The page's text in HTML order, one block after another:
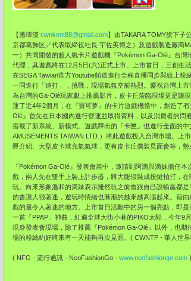
【應瑋漢 cwnkent88@gmail.com】由TAKARA TOMY旗下子
京都葛飾区／代表取締役社長 宇佐美博之）及遊戲製造廠商
一）共同開發的超人氣卡片遊戲機『Pokémon Ga-Olé』台灣
代理，其遊戲將在12月5日(六)正式上市。
上市首日，三創生
在SEGA Tawian官方Youtube頻道進行全程直播同步與線上粉
一同進行「連打」，挑戰，現場氣氛空前熱烈。 慶祝台灣上市
為台灣的Ga-Olé玩家獻上推薦影片， 皮卡丘蒞臨現場更是讓
運了近4年2個月， 在『寶可夢』的卡片遊戲機當中，創造了有
Olé』首先在日本國內進行營運並取得資料， 以及消費者的問
搭載了新系統、新模式。遊戲釋出的『卡匣』也進行全面的中
AMUSEMENTS TAIWAN LTD.）將此遊戲投入台灣市場。
上
匣介紹、大型皮卡球充氣氣球， 更有皮卡丘偶裝見面會等，勢
『Pokémon Ga-Olé』發表會當中， 邀請到阿滴與滴妹擔任本
戲， 兩人先在雙手上裝上計步器，將大腿假裝成按鍵拍打， 在
玩。 向來形象溫和的滴妹表示雖然玩之前會跟自己說輸贏都是
的會讓人很著迷， 遊玩時情緒也漸漸的越來越高漲起來。 藉由
戲的最令人著迷的地方。
上市首日活動中的另一個亮點， 即是
一首「PPAP」神曲， 紅遍全球大街小巷的PIKO太郎， 今年9
現身發表會現場， 除了推薦『Pokémon Ga-Olé』以外，也期
場的粉絲約好將來有一天能夠再次見面。( CWNTP - 華人世
( NFG - 流行通訊 - NeoFashionGo - www.neofashiongo.com